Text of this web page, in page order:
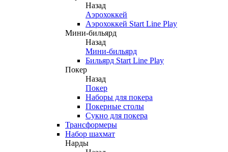
Назад
Аэрохоккей
Аэрохоккей Start Line Play
Мини-бильярд
Назад
Мини-бильярд
Бильярд Start Line Play
Покер
Назад
Покер
Наборы для покера
Покерные столы
Сукно для покера
Трансформеры
Набор шахмат
Нарды